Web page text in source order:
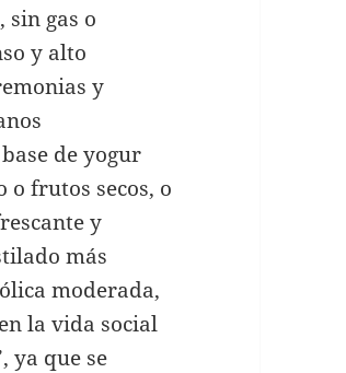
sin gas o
y alto
y
de yogur
o frutos secos, o
y
más
moderada,
la vida social
ya que se